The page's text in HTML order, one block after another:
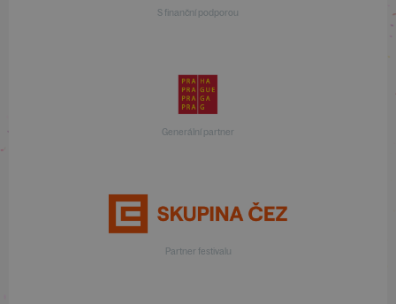
S finanční podporou
Generální partner
Partner festivalu